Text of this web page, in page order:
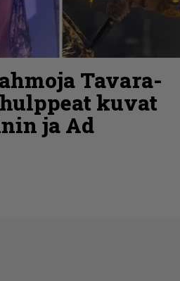
Tavara-
kuvat
ja Ad